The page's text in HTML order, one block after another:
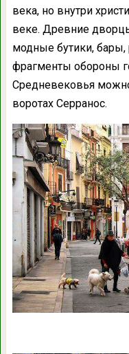
века, но внутри
веке. Древние
модные бутики,
фрагменты обороны
Средневековья
воротах Серранос.